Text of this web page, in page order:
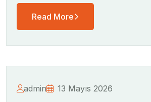
Read More
admin 13 Mayıs 2026